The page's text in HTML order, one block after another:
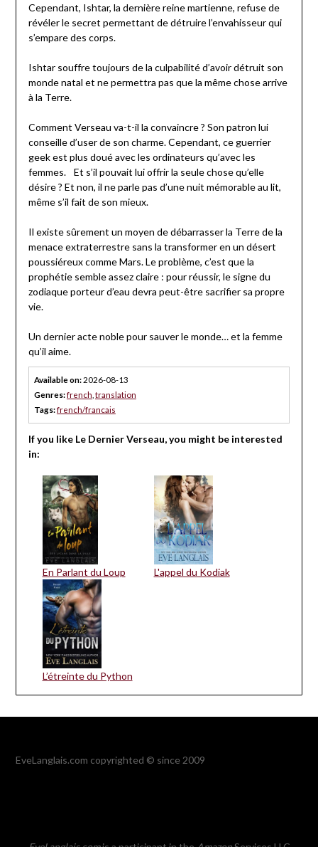
Cependant, Ishtar, la dernière reine martienne, refuse de
révéler le secret permettant de détruire l’envahisseur qui
s’empare des corps.
Ishtar souffre toujours de la culpabilité d’avoir détruit son
monde natal et ne permettra pas que la même chose arrive
à la Terre.
Comment Verseau va-t-il la convaincre ? Son patron lui
conseille d’user de son charme. Cependant, ce guerrier
geek est plus doué avec les ordinateurs qu’avec les
femmes. Et s’il pouvait lui offrir la seule chose qu’elle
désire ? Et non, il ne parle pas d’une nuit mémorable au lit,
même s’il fait de son mieux.
Il existe sûrement un moyen de débarrasser la Terre de la
menace extraterrestre sans la transformer en un désert
poussiéreux comme Mars. Le problème, c’est que la
prophétie semble assez claire : pour réussir, le signe du
zodiaque porteur d’eau devra peut-être sacrifier sa propre
vie.
Un dernier acte noble pour sauver le monde… et la femme
qu’il aime.
Available on: 2026-08-13
Genres:french translation
Tags:french/francais
If you like Le Dernier Verseau, you might be interested
in:
En Parlant du Loup L'appel du Kodiak
L’étreinte du Python
EveLanglais.com copyrighted © since 2009